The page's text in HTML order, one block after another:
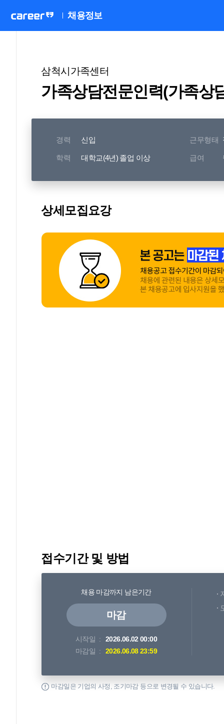
채용정보
삼척시가족센터
가족상담전문인력(가족상
경력 신입 근무형태
학력 대학교(4년) 졸업 이상 급여
상세모집요강
접수기간 및 방법
채용 마감까지 남은기간
마감
시작일
2026.06.02 00:00
마감일
2026.06.08 23:59
마감일은 기업의 사정, 조기마감 등으로 변경될 수 있습니다.